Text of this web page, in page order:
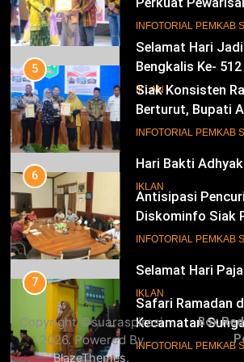
14
Selamat Hari
Bengkalis Ke- 512
IKLAN
15
Hari Bakti
IKLAN
16
Selamat Hari
IKLAN
17
Istana
INFOTORIAL PEMKAB
5
Siak Konsisten
Berturut, Bupati
Penguatan Tata
INFOTORIAL PEMKAB
6
Antisipasi
Diskominfo Siak
Tanggap Insiden
INFOTORIAL PEMKAB
7
Safari Ramadan
Kecamatan
Siak Jemput
INFOTORIAL PEMKAB
Copyright ©suaraspirasi
2026. Powered By
BlazeThemes.
Box